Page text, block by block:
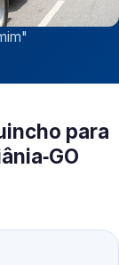
"
para